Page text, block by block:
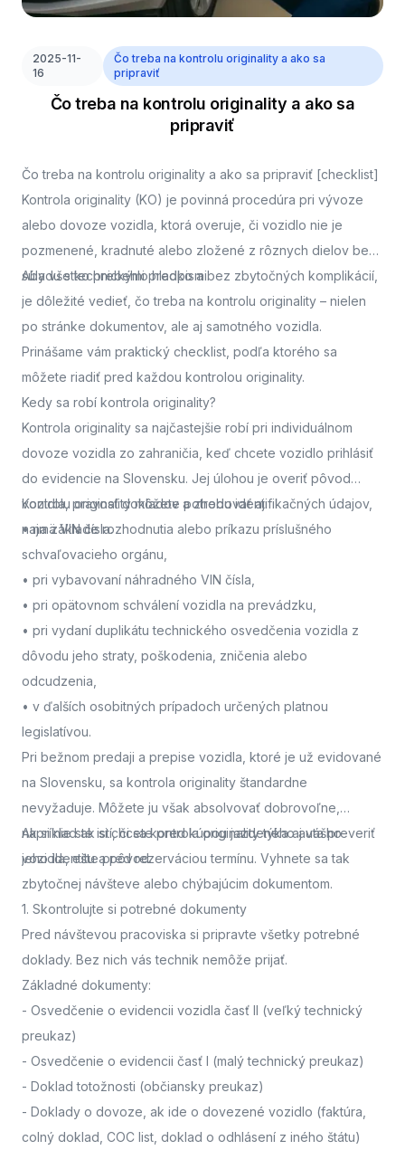
2025-11-
16
Čo treba na kontrolu originality a ako sa
pripraviť
Čo treba na kontrolu originality a ako sa
pripraviť
Čo treba na kontrolu originality a ako sa pripraviť [checklist]
Kontrola originality (KO) je povinná procedúra pri vývoze
alebo dovoze vozidla, ktorá overuje, či vozidlo nie je
pozmenené, kradnuté alebo zložené z rôznych dielov bez
súladu s technickými predpismi.
Aby všetko prebehlo hladko a bez zbytočných komplikácií,
je dôležité vedieť, čo treba na kontrolu originality – nielen
po stránke dokumentov, ale aj samotného vozidla.
Prinášame vám praktický checklist, podľa ktorého sa
môžete riadiť pred každou kontrolou originality.
Kedy sa robí kontrola originality?
Kontrola originality sa najčastejšie robí pri individuálnom
dovoze vozidla zo zahraničia, keď chcete vozidlo prihlásiť
do evidencie na Slovensku. Jej úlohou je overiť pôvod
vozidla, pravosť dokladov a zhodu identifikačných údajov,
najmä VIN čísla.
Kontrolu originality môžete potrebovať aj:
• na základe rozhodnutia alebo príkazu príslušného
schvaľovacieho orgánu,
• pri vybavovaní náhradného VIN čísla,
• pri opätovnom schválení vozidla na prevádzku,
• pri vydaní duplikátu technického osvedčenia vozidla z
dôvodu jeho straty, poškodenia, zničenia alebo
odcudzenia,
• v ďalších osobitných prípadoch určených platnou
legislatívou.
Pri bežnom predaji a prepise vozidla, ktoré je už evidované
na Slovensku, sa kontrola originality štandardne
nevyžaduje. Môžete ju však absolvovať dobrovoľne,
napríklad ak si chcete pred kúpou jazdeného auta preveriť
jeho identitu a pôvod.
Ak si nie ste istí, či sa kontrola originality týka aj vášho
vozidla,ešte pred rezerváciou termínu. Vyhnete sa tak
zbytočnej návšteve alebo chýbajúcim dokumentom.
1. Skontrolujte si potrebné dokumenty
Pred návštevou pracoviska si pripravte všetky potrebné
doklady. Bez nich vás technik nemôže prijať.
Základné dokumenty:
- Osvedčenie o evidencii vozidla časť II (veľký technický
preukaz)
- Osvedčenie o evidencii časť I (malý technický preukaz)
- Doklad totožnosti (občiansky preukaz)
- Doklady o dovoze, ak ide o dovezené vozidlo (faktúra,
colný doklad, COC list, doklad o odhlásení z iného štátu)